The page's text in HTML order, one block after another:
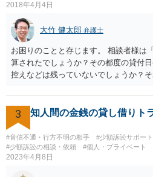
2018年4月4日
大竹 健太郎 弁護士
お困りのことと存じます。 相談者様は
算されたでしょうか？その都度の貸付
控えなどは残っていないでしょうか？
です。 彼の住所については住民票上の
能です。 弁護士に依頼した際の費用に
されており法律事務所によって異なり
ますが、交渉を依頼すると①着手金が請
②成功報酬が16％、③実費というところ
っては別途日当を請求するところもあ
3 知人間の金銭の貸し借りト
#音信不通・行方不明の相手 #少額訴訟サポート
#少額訴訟の相談・依頼
#個人・プライベート
2023年4月8日